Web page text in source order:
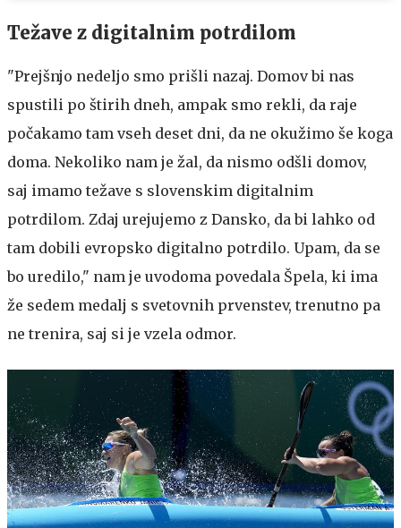
Težave z digitalnim potrdilom
"Prejšnjo nedeljo smo prišli nazaj. Domov bi nas
spustili po štirih dneh, ampak smo rekli, da raje
počakamo tam vseh deset dni, da ne okužimo še koga
doma. Nekoliko nam je žal, da nismo odšli domov,
saj imamo težave s slovenskim digitalnim
potrdilom. Zdaj urejujemo z Dansko, da bi lahko od
tam dobili evropsko digitalno potrdilo. Upam, da se
bo uredilo," nam je uvodoma povedala Špela, ki ima
že sedem medalj s svetovnih prvenstev, trenutno pa
ne trenira, saj si je vzela odmor.